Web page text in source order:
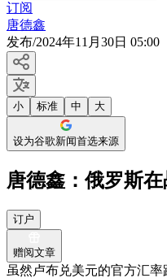
订阅
唐德鑫
发布/2024年11月30日 05:00
小 标准 中 大
设为谷歌新闻首选来源
唐德鑫：俄罗斯
订户
赠阅文章
虽然卢布兑美元的官方汇